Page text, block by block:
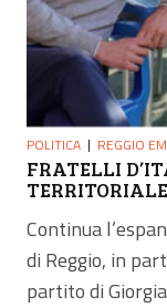
POLITICA REGGIO
FRATELLI
Continua
di Reggio, in
partito di